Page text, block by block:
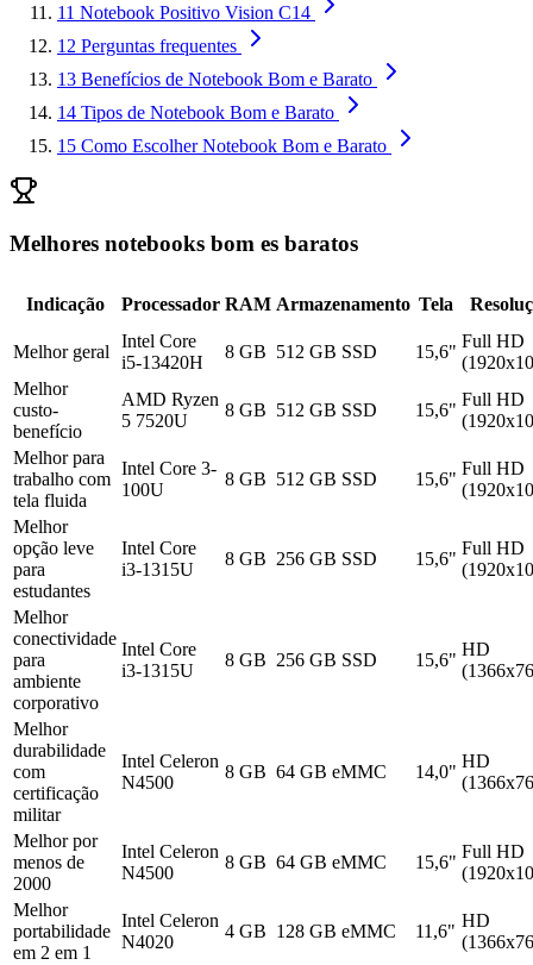
11 Notebook Positivo Vision C14
12 Perguntas frequentes
13 Benefícios de Notebook Bom e Barato
14 Tipos de Notebook Bom e Barato
15 Como Escolher Notebook Bom e Barato
Melhores notebooks bom es baratos
Indicação Processador RAM Armazenamento Tela
Melhor geral
Intel Core
i5-13420H
8 GB 512 GB SSD 15,6"
Full HD
Melhor
custo-
benefício
AMD Ryzen
5 7520U
8 GB 512 GB SSD 15,6"
Full HD
Melhor para
trabalho com
tela fluida
Intel Core 3-
100U
8 GB 512 GB SSD 15,6"
Full HD
Melhor
opção leve
para
estudantes
Intel Core
i3-1315U
8 GB 256 GB SSD 15,6"
Full HD
Melhor
conectividade
para
ambiente
corporativo
Intel Core
i3-1315U
8 GB 256 GB SSD 15,6"
HD
Melhor
durabilidade
com
certificação
militar
Intel Celeron
N4500
8 GB 64 GB eMMC 14,0"
HD
Melhor por
menos de
2000
Intel Celeron
N4500
8 GB 64 GB eMMC 15,6"
Full HD
Melhor
portabilidade
em 2 em 1
Intel Celeron
N4020
4 GB 128 GB eMMC 11,6"
HD